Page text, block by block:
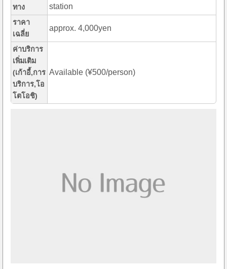
ทาง
station
ราคา
เฉลี่ย
approx. 4,000yen
ค่าบริการ
เพิ่มเติม
(เก้าอี้,การ
บริการ,โอ
โตโอชิ)
Available (¥500/person)